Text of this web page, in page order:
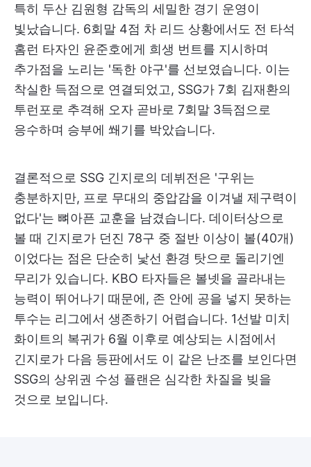
특히 두산 김원형 감독의 세밀한 경기 운영이
빛났습니다. 6회말 4점 차 리드 상황에서도 전 타석
홈런 타자인 윤준호에게 희생 번트를 지시하며
추가점을 노리는 '독한 야구'를 선보였습니다. 이는
착실한 득점으로 연결되었고, SSG가 7회 김재환의
투런포로 추격해 오자 곧바로 7회말 3득점으로
응수하며 승부에 쐐기를 박았습니다.
결론적으로 SSG 긴지로의 데뷔전은 '구위는
충분하지만, 프로 무대의 중압감을 이겨낼 제구력이
없다'는 뼈아픈 교훈을 남겼습니다. 데이터상으로
볼 때 긴지로가 던진 78구 중 절반 이상이 볼(40개)
이었다는 점은 단순히 낯선 환경 탓으로 돌리기엔
무리가 있습니다. KBO 타자들은 볼넷을 골라내는
능력이 뛰어나기 때문에, 존 안에 공을 넣지 못하는
투수는 리그에서 생존하기 어렵습니다. 1선발 미치
화이트의 복귀가 6월 이후로 예상되는 시점에서
긴지로가 다음 등판에서도 이 같은 난조를 보인다면
SSG의 상위권 수성 플랜은 심각한 차질을 빚을
것으로 보입니다.